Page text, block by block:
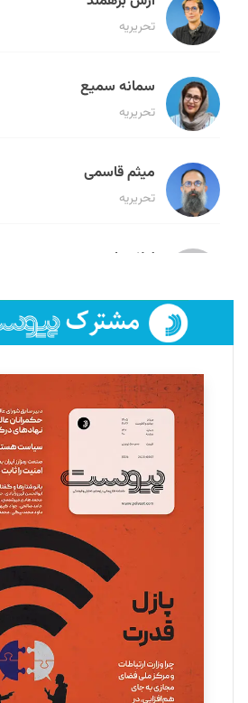
تحریریه
سمانه سمیع
تحریریه
میثم قاسمی
تحریریه
لیلا حنارود
فائزه فتحی رستمی
تحریریه
سروش کرمیان
تحریریه
مینا پاکدل
یسنا امان‌پور
تحریریه
ملینا جعفری